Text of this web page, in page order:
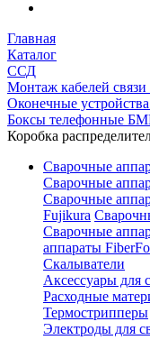
Главная
Каталог
ССД
Монтаж кабелей связи
Оконечные
Боксы телефонные
Коробка
Сварочные
Сварочные
Сварочные
Fujikura
Сварочные
аппараты
Скалыватели
Аксессуары для
Расходные
Термострипперы
Электроды для